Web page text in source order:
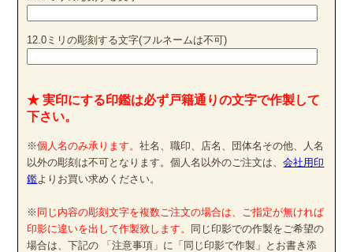
12.0ミリの彫刻する文字(フルネームは不可)
★ 実印にする印鑑は必ず戸籍通りの文字で作製して
下さい。
※個人名のみ承ります。社名、職印、店名、団体名その他、人名
以外の彫刻は不可となります。個人名以外のご注文は、会社用印
鑑よりお買い求めください。
※ 同じ内容の彫刻文字を複数ご注文の場合は、ご指定が無ければ
印影に違いを出して作製致します。
同じ印影での作製をご希望の
場合は、下記の 「注意事項」に「同じ印影で作製」とお書き添